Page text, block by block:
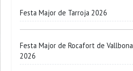
Festa Major de Tarroja 2026
Festa Major de Rocafort de Vallbona
2026